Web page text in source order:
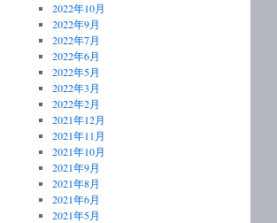
2022年10月
2022年9月
2022年7月
2022年6月
2022年5月
2022年3月
2022年2月
2021年12月
2021年11月
2021年10月
2021年9月
2021年8月
2021年6月
2021年5月